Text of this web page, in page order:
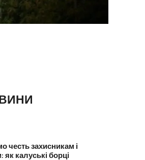
честь захисникам і
як калуські борці